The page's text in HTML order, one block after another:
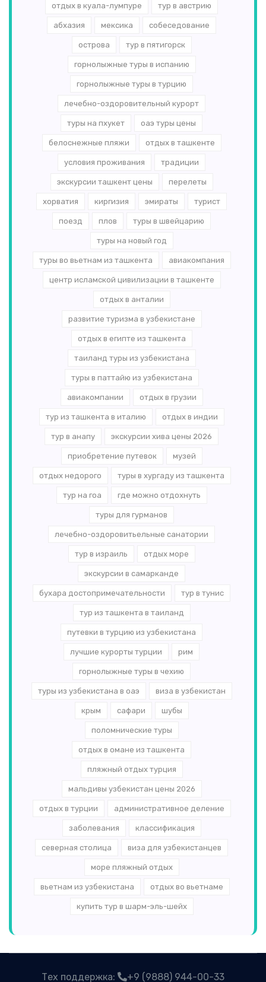
отдых в куала-лумпуре тур в австрию
абхазия мексика собеседование
острова тур в пятигорск
горнолыжные туры в испанию
горнолыжные туры в турцию
лечебно-оздоровительный курорт
туры на пхукет оаэ туры цены
белоснежные пляжи отдых в ташкенте
условия проживания традиции
экскурсии ташкент цены перелеты
хорватия киргизия эмираты турист
поезд плов туры в швейцарию
туры на новый год
туры во вьетнам из ташкента авиакомпания
центр исламской цивилизации в ташкенте
отдых в анталии
развитие туризма в узбекистане
отдых в египте из ташкента
таиланд туры из узбекистана
туры в паттайю из узбекистана
авиакомпании отдых в грузии
тур из ташкента в италию отдых в индии
тур в анапу экскурсии хива цены 2026
приобретение путевок музей
отдых недорого туры в хургаду из ташкента
тур на гоа где можно отдохнуть
туры для гурманов
лечебно-оздоровитьельные санатории
тур в израиль отдых море
экскурсии в самарканде
бухара достопримечательности тур в тунис
тур из ташкента в таиланд
путевки в турцию из узбекистана
лучшие курорты турции рим
горнолыжные туры в чехию
туры из узбекистана в оаэ виза в узбекистан
крым сафари шубы
поломнические туры
отдых в омане из ташкента
пляжный отдых турция
мальдивы узбекистан цены 2026
отдых в турции административное деление
заболевания классификация
северная столица виза для узбекистанцев
море пляжный отдых
вьетнам из узбекистана отдых во вьетнаме
купить тур в шарм-эль-шейх
Тех поддержка: +9 (9888) 944-00-33